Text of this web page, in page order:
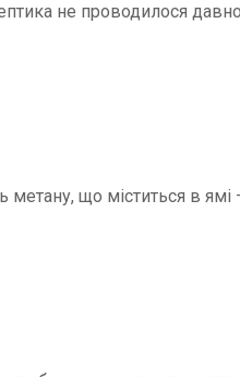
не проводилося давно,
метану, що міститься в